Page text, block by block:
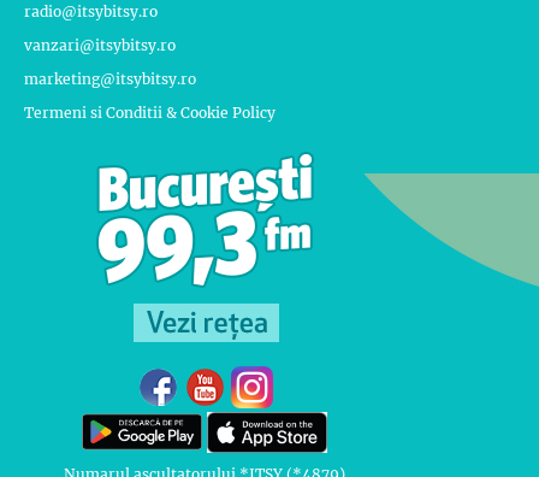
radio@itsybitsy.ro
vanzari@itsybitsy.ro
marketing@itsybitsy.ro
Termeni si Conditii & Cookie Policy